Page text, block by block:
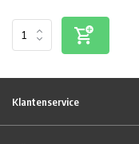
Klantenservice